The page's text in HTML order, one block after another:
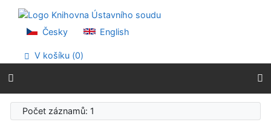
Přejít na menu
Prohlášení o webové přístupnosti
Česky English
V košíku (0)
Počet záznamů: 1